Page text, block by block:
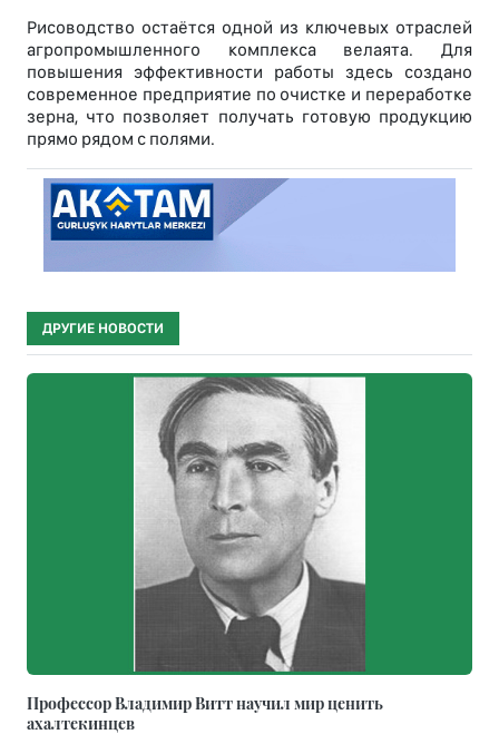
Рисоводство остаётся одной из ключевых отраслей
агропромышленного комплекса велаятa. Для
повышения эффективности работы здесь создано
современное предприятие по очистке и переработке
зерна, что позволяет получать готовую продукцию
прямо рядом с полями.
ДРУГИЕ НОВОСТИ
Профессор Владимир Витт научил мир ценить
ахалтекинцев